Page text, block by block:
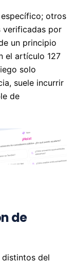
otros
verificadas por
un principio
el artículo 127
solo
suele incurrir
de
de
distintos del